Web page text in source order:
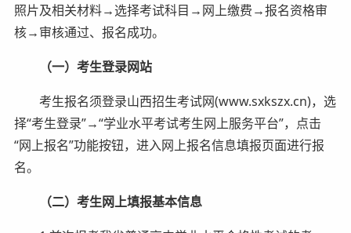
照片及相关材料→选择考试科目→网上缴费→报名资格审
核→审核通过、报名成功。
（一）考生登录网站
考生报名须登录山西招生考试网(www.sxkszx.cn)，选
择“考生登录”→“学业水平考试考生网上服务平台”，点击
“网上报名”功能按钮，进入网上报名信息填报页面进行报
名。
（二）考生网上填报基本信息